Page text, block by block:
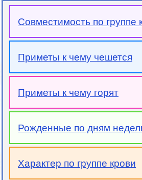
Совместимость по группе
Приметы к чему чешется
Приметы к чему горят
Рожденные по дням
Характер по группе крови